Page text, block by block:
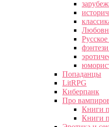
Попаданцы
LitRPG
Киберпанк
Про
Книги
Книги